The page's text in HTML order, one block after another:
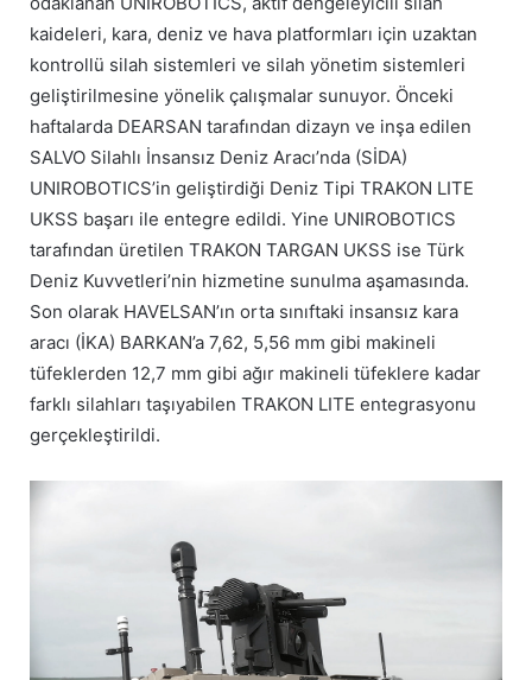
kaideleri, kara, deniz ve hava platformları için uzaktan
kontrollü silah sistemleri ve silah yönetim sistemleri
geliştirilmesine yönelik çalışmalar sunuyor. Önceki
haftalarda DEARSAN tarafından dizayn ve inşa edilen
SALVO Silahlı İnsansız Deniz Aracı’nda (SİDA)
UNIROBOTICS’in geliştirdiği Deniz Tipi TRAKON LITE
UKSS başarı ile entegre edildi. Yine UNIROBOTICS
tarafından üretilen TRAKON TARGAN UKSS ise Türk
Deniz Kuvvetleri’nin hizmetine sunulma aşamasında.
Son olarak HAVELSAN’ın orta sınıftaki insansız kara
aracı (İKA) BARKAN’a 7,62, 5,56 mm gibi makineli
tüfeklerden 12,7 mm gibi ağır makineli tüfeklere kadar
farklı silahları taşıyabilen TRAKON LITE entegrasyonu
gerçekleştirildi.